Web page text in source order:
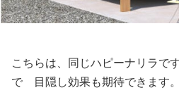
こちらは、同じハピーナリラで
で 目隠し効果も期待できます。